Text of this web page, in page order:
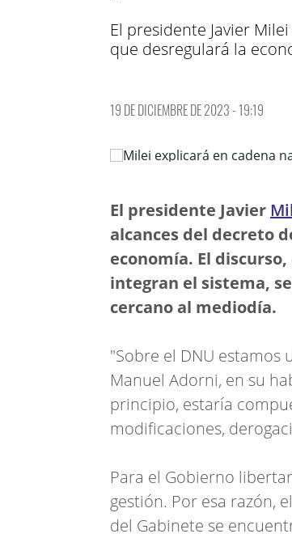
El presidente Javier
que desregulará la
19 DE DICIEMBRE DE 2023 - 19:19
El presidente Javier
alcances del decreto
economía. El
integran el sistema,
cercano al mediodía.
"Sobre el DNU
Manuel Adorni, en su
principio, estaría
modificaciones,
Para el Gobierno
gestión. Por esa razón,
del Gabinete se